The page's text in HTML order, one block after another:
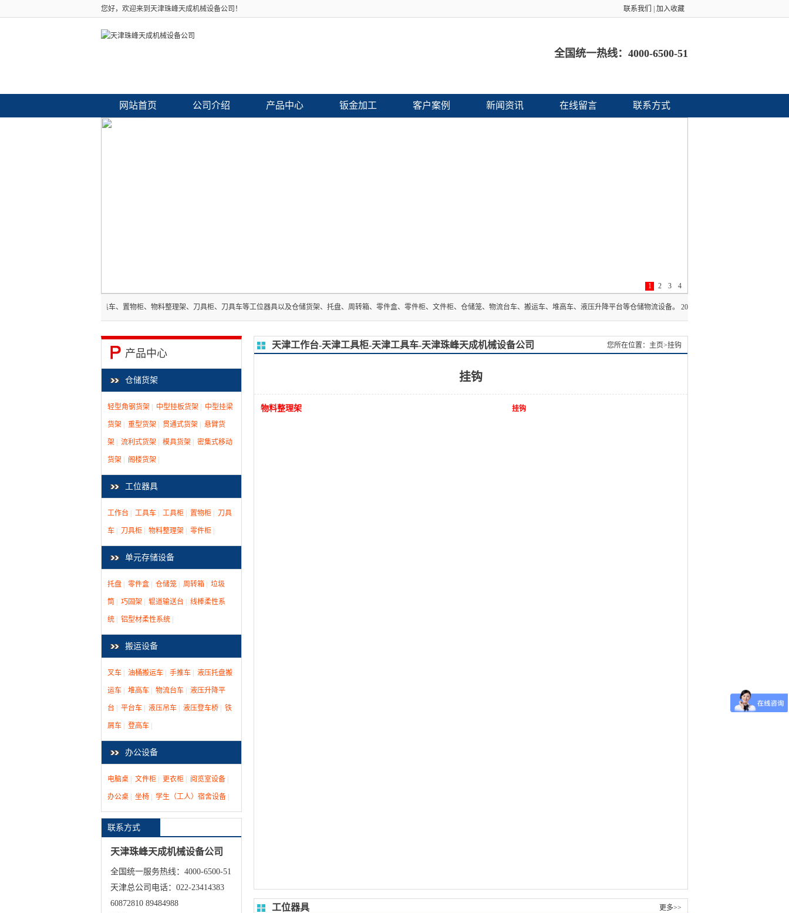
您好，欢迎来到天津珠峰天成机械设备公司！ 联系我们 加入收藏
全国统一热线： 4000-6500-51
网站首页 公司介绍 产品中心 钣金加工 客户案例 新闻资讯 在线留言 联系方式
1 2 3 4
：“工作台、工具柜、工具车、置物柜、物料整理架、刀具柜、刀具车等工位器具以及仓储货架、托盘、周转箱、零件盒、零件柜、文件柜、仓储笼、物流台车、搬运车、堆高车、液压升降平台等仓储物流设备。 2026-07-15
产品中心
仓储货架
轻型角钢货架 中型挂板货架 中型挂梁
货架 重型货架 贯通式货架 悬臂货
架 流利式货架 模具货架 密集式移动
货架 阁楼货架
工位器具
工作台 工具车 工具柜 置物柜 刀具
车 刀具柜 物料整理架 零件柜
单元存储设备
托盘 零件盒 仓储笼 周转箱 垃圾
筒 巧固架 辊道输送台 线棒柔性系
统 铝型材柔性系统
搬运设备
叉车 油桶搬运车 手推车 液压托盘搬
运车 堆高车 物流台车 液压升降平
台 平台车 液压吊车 液压登车桥 铁
屑车 登高车
办公设备
电脑桌 文件柜 更衣柜 阅览室设备
办公桌 坐椅 学生（工人）宿舍设备
联系方式
天津珠峰天成机械设备公司
全国统一服务热线：4000-6500-51
天津总公司电话：022-23414383
60872810 89484988
天津工作台-天津工具柜-天津工具车-天津珠峰天成机械设备公司 您所在位置：主页>挂钩
挂钩
物料整理架 挂钩
工位器具 更多>>